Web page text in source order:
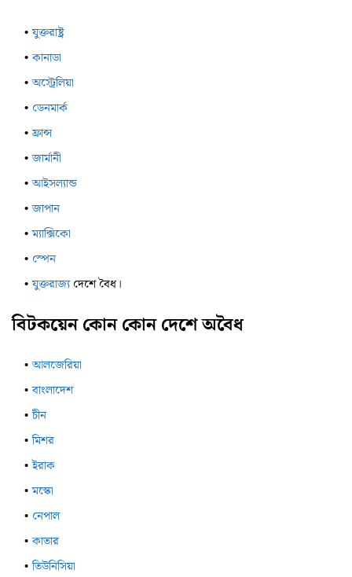
যুক্তরাষ্ট্র
কানাডা
অস্ট্রেলিয়া
ডেনমার্ক
ফ্রান্স
জার্মানী
আইসল্যান্ড
জাপান
ম্যাক্সিকো
স্পেন
যুক্তরাজ্যদেশে বৈধ।
বিটকয়েন কোন কোন দেশে অবৈধ
আলজেরিয়া
বাংলাদেশ
চীন
মিশর
ইরাক
মস্কো
নেপাল
কাতার
তিউনিসিয়া